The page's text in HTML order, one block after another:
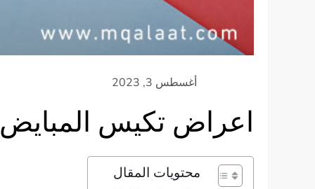
اعراض تكيس المبايض
محتويات المقال